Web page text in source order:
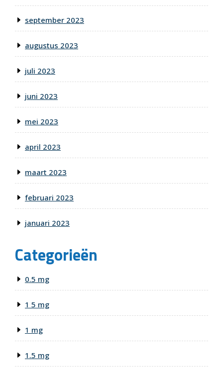
september 2023
augustus 2023
juli 2023
juni 2023
mei 2023
april 2023
maart 2023
februari 2023
januari 2023
Categorieën
0.5 mg
1 5 mg
1 mg
1.5 mg